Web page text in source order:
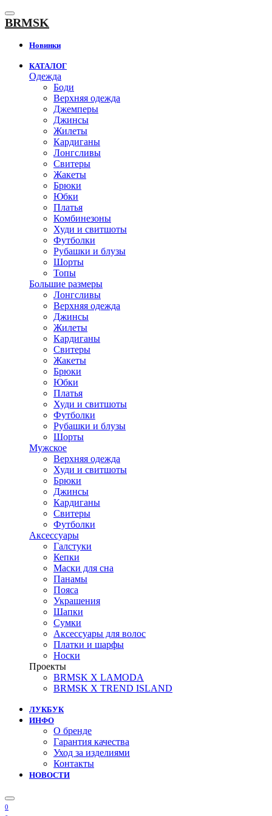
К
содержанию
BRMSK
Новинки
КАТАЛОГ
Одежда
Боди
Верхняя одежда
Джемперы
Джинсы
Жилеты
Кардиганы
Лонгсливы
Свитеры
Жакеты
Брюки
Юбки
Платья
Комбинезоны
Худи и свитшоты
Футболки
Рубашки и блузы
Шорты
Топы
Большие размеры
Лонгсливы
Верхняя одежда
Джинсы
Жилеты
Кардиганы
Свитеры
Жакеты
Брюки
Юбки
Платья
Худи и свитшоты
Футболки
Рубашки и блузы
Шорты
Мужское
Верхняя одежда
Худи и свитшоты
Брюки
Джинсы
Кардиганы
Свитеры
Футболки
Аксессуары
Галстуки
Кепки
Маски для сна
Панамы
Пояса
Украшения
Шапки
Сумки
Аксессуары для волос
Платки и шарфы
Носки
Проекты
BRMSK X LAMODA
BRMSK X TREND ISLAND
ЛУКБУК
ИНФО
О бренде
Гарантия качества
Уход за изделиями
Контакты
НОВОСТИ
0